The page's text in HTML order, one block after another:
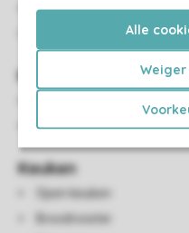
Alle
USB-aansluiting
HDMI-aansluiting
Kindervoorzieningen
Kinderstoel (tegen
Keuken
Open keuken
Broodrooster